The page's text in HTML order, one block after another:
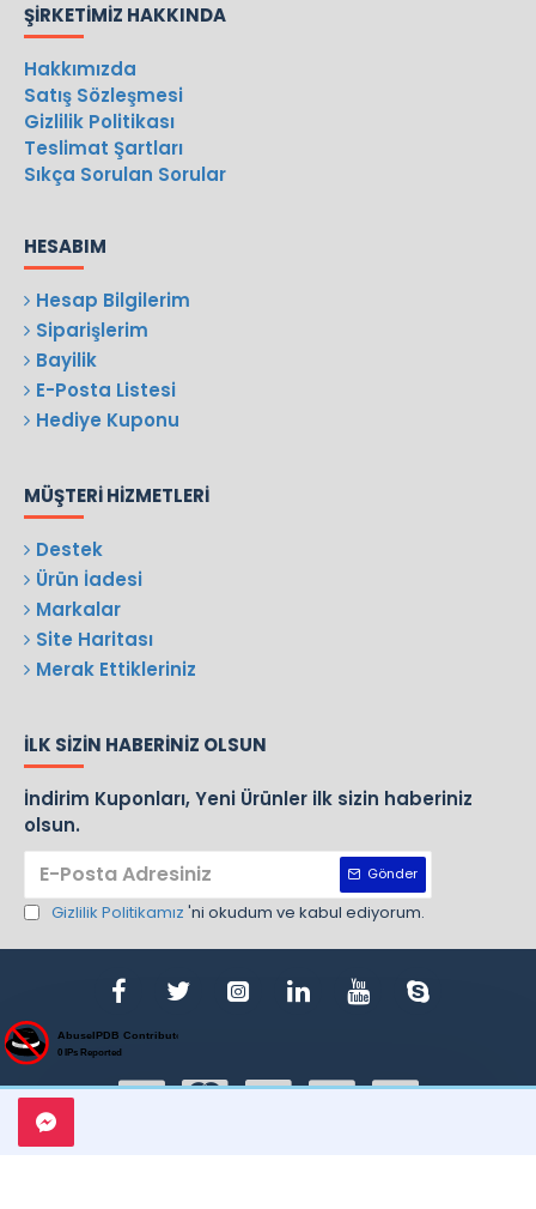
ŞIRKETIMIZ HAKKINDA
Hakkımızda
Satış Sözleşmesi
Gizlilik Politikası
Teslimat Şartları
Sıkça Sorulan Sorular
HESABIM
Hesap Bilgilerim
Siparişlerim
Bayilik
E-Posta Listesi
Hediye Kuponu
MÜŞTERI HIZMETLERI
Destek
Ürün İadesi
Markalar
Site Haritası
Merak Ettikleriniz
İLK SIZIN HABERINIZ OLSUN
İndirim Kuponları, Yeni Ürünler ilk sizin haberiniz
olsun.
Gönder
Gizlilik Politikamız 'ni okudum ve kabul ediyorum.
© 1970, Nursan, Bütün Hakları Saklıdır. Design By Gemlik Web